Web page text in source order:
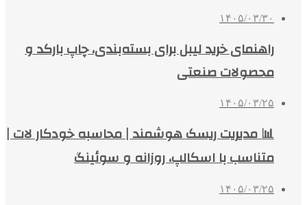
۱۴۰۵/۰۳/۳۰
راهنمای خرید لیبل برای بسته‌بندی، چاپ بارکد و
محصولات صنعتی
۱۴۰۵/۰۳/۲۵
📊 مدیریت ریسک هوشمند | محاسبه خودکار لات |
متناسب با اسکالپ، روزانه و سوئینگ
۱۴۰۵/۰۳/۲۵